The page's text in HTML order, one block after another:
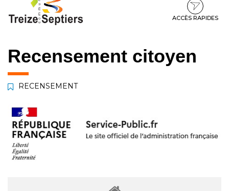
contenu
pied
ACCÈS RAPIDES
Recensement citoyen
RECENSEMENT